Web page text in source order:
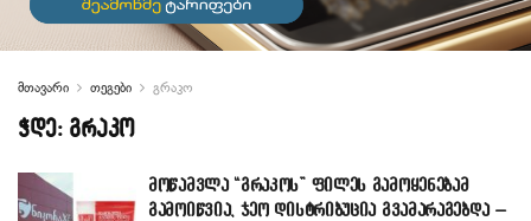
მთავარი თეგები გრაკო
ჭდე: გრაკო
მოწამვლა “გრაკოს” ფილეს გამოყენებამ
გამოიწვია, ჯეო დისტრიბუცია გვამარაგებდა –